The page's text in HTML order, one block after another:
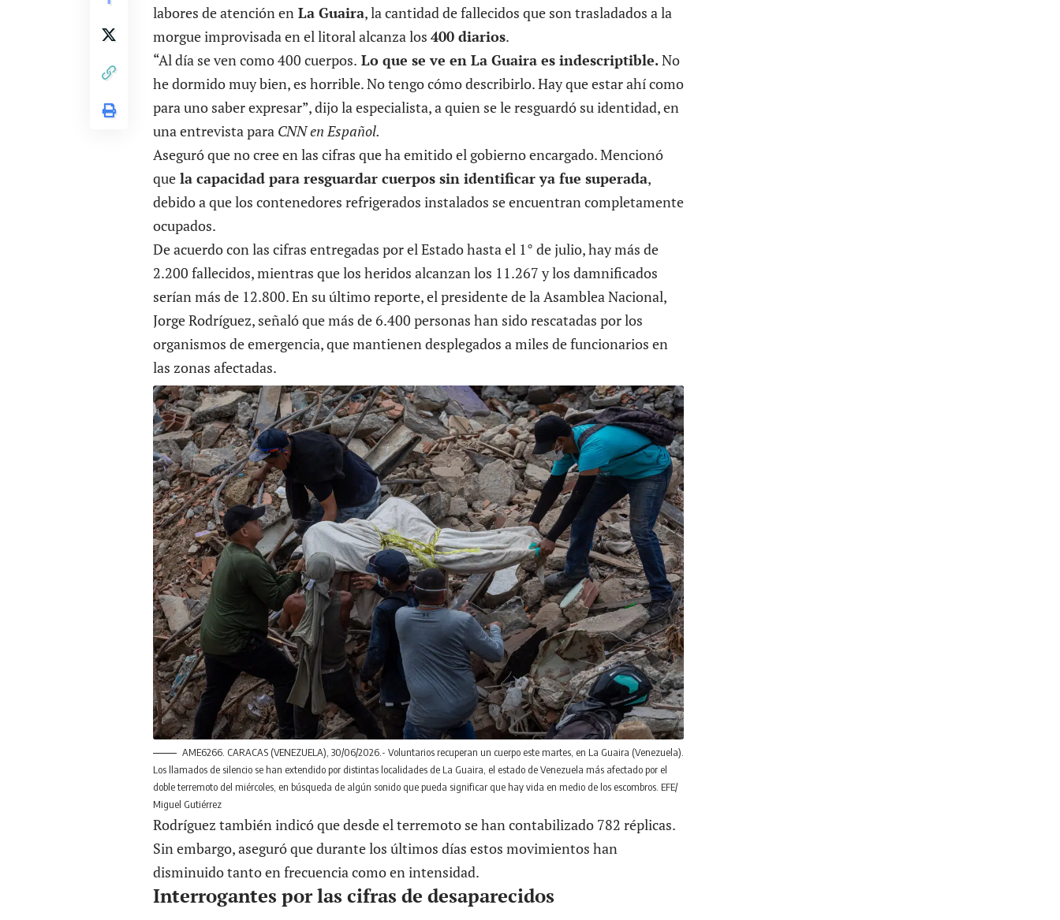
labores de atención en La Guaira, la cantidad de fallecidos que son trasladados a la
morgue improvisada en el litoral alcanza los 400 diarios.
“Al día se ven como 400 cuerpos. Lo que se ve en La Guaira es indescriptible.No
he dormido muy bien, es horrible. No tengo cómo describirlo. Hay que estar ahí como
para uno saber expresar”, dijo la especialista, a quien se le resguardó su identidad, en
una entrevista para CNN en Español.
Aseguró que no cree en las cifras que ha emitido el gobierno encargado. Mencionó
que la capacidad para resguardar cuerpos sin identificar ya fue superada,
debido a que los contenedores refrigerados instalados se encuentran completamente
ocupados.
De acuerdo con las cifras entregadas por el Estado hasta el 1° de julio, hay más de
2.200 fallecidos, mientras que los heridos alcanzan los 11.267 y los damnificados
serían más de 12.800. En su último reporte, el presidente de la Asamblea Nacional,
Jorge Rodríguez, señaló que más de 6.400 personas han sido rescatadas por los
organismos de emergencia, que mantienen desplegados a miles de funcionarios en
las zonas afectadas.
AME6266. CARACAS (VENEZUELA), 30/06/2026.- Voluntarios recuperan un cuerpo este martes, en La Guaira (Venezuela).
Los llamados de silencio se han extendido por distintas localidades de La Guaira, el estado de Venezuela más afectado por el
doble terremoto del miércoles, en búsqueda de algún sonido que pueda significar que hay vida en medio de los escombros. EFE/
Miguel Gutiérrez
Rodríguez también indicó que desde el terremoto se han contabilizado 782 réplicas.
Sin embargo, aseguró que durante los últimos días estos movimientos han
disminuido tanto en frecuencia como en intensidad.
Interrogantes por las cifras de desaparecidos